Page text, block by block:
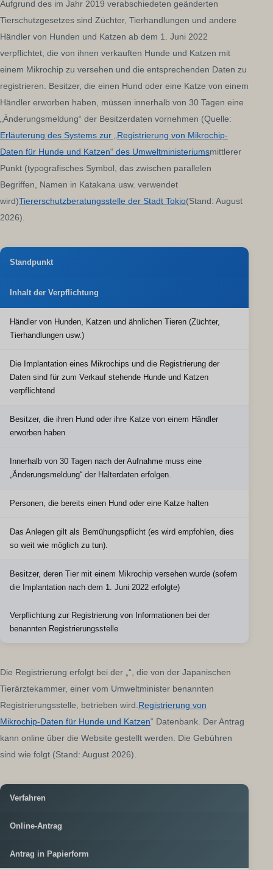
Aufgrund des im Jahr 2019 verabschiedeten geänderten
Tierschutzgesetzes sind Züchter, Tierhandlungen und andere
Händler von Hunden und Katzen ab dem 1. Juni 2022
verpflichtet, die von ihnen verkauften Hunde und Katzen mit
einem Mikrochip zu versehen und die entsprechenden Daten zu
registrieren. Besitzer, die einen Hund oder eine Katze von einem
Händler erworben haben, müssen innerhalb von 30 Tagen eine
„Änderungsmeldung“ der Besitzerdaten vornehmen (Quelle:
Erläuterung des Systems zur „Registrierung von Mikrochip-
Daten für Hunde und Katzen“ des Umweltministeriumsmittlerer
Punkt (typografisches Symbol, das zwischen parallelen
Begriffen, Namen in Katakana usw. verwendet
wird)Tiererschutzberatungsstelle der Stadt Tokio(Stand: August
2026).
Standpunkt
Inhalt der Verpflichtung
Händler von Hunden, Katzen und ähnlichen Tieren (Züchter,
Tierhandlungen usw.)
Die Implantation eines Mikrochips und die Registrierung der
Daten sind für zum Verkauf stehende Hunde und Katzen
verpflichtend
Besitzer, die ihren Hund oder ihre Katze von einem Händler
erworben haben
Innerhalb von 30 Tagen nach der Aufnahme muss eine
„Änderungsmeldung“ der Halterdaten erfolgen.
Personen, die bereits einen Hund oder eine Katze halten
Das Anlegen gilt als Bemühungspflicht (es wird empfohlen, dies
so weit wie möglich zu tun).
Besitzer, deren Tier mit einem Mikrochip versehen wurde (sofern
die Implantation nach dem 1. Juni 2022 erfolgte)
Verpflichtung zur Registrierung von Informationen bei der
benannten Registrierungsstelle
Die Registrierung erfolgt bei der „“, die von der Japanischen
Tierärztekammer, einer vom Umweltminister benannten
Registrierungsstelle, betrieben wird. Registrierung von
Mikrochip-Daten für Hunde und Katzen“ Datenbank. Der Antrag
kann online über die Website gestellt werden. Die Gebühren
sind wie folgt (Stand: August 2026).
Verfahren
Online-Antrag
Antrag in Papierform